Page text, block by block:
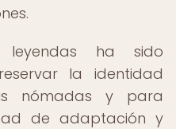
ha sido
la identidad
nómadas y para
de adaptación y